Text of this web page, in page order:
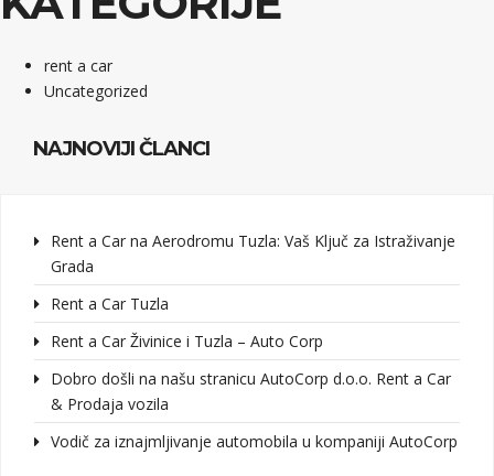
rent a car
Uncategorized
NAJNOVIJI ČLANCI
Rent a Car na Aerodromu Tuzla: Vaš Ključ za Istraživanje
Grada
Rent a Car Tuzla
Rent a Car Živinice i Tuzla – Auto Corp
Dobro došli na našu stranicu AutoCorp d.o.o. Rent a Car
& Prodaja vozila
Vodič za iznajmljivanje automobila u kompaniji AutoCorp